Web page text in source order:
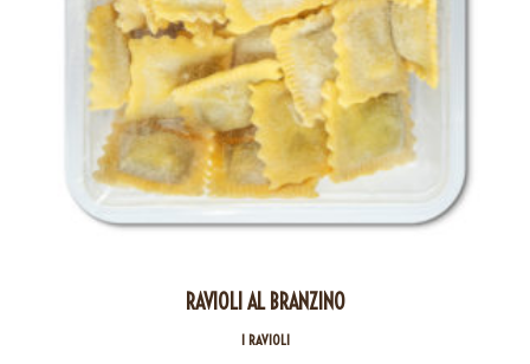
RAVIOLI AL BRANZINO
I RAVIOLI